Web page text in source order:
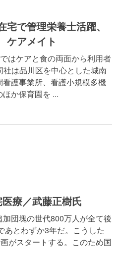
で管理栄養士活躍、
アメイト
はケアと食の両面から利用者
は品川区を中心とした城南
護事業所、看護小規模多機
か保育園を ...
療／武藤正樹氏
団塊の世代800万人が全て後
あとわずか3年だ。こうした
がスタートする。このため国